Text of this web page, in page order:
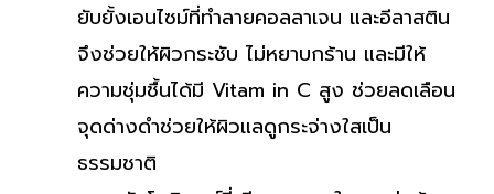
ยับยั้งเอนไซม์ที่ทำลายคอลลาเจน และอีลาสติน
จึงช่วยให้ผิวกระชับ ไม่หยาบกร้าน และมีให้
ความชุ่มชื้นได้มี Vitam in C สูง ช่วยลดเลือน
จุดด่างดำช่วยให้ผิวแลดูกระจ่างใสเป็น
ธรรมชาติ